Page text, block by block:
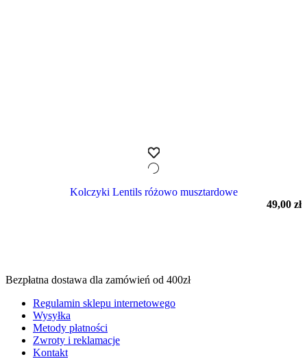
Kolczyki Lentils różowo musztardowe
49,00 zł
Bezpłatna dostawa dla zamówień od 400zł
Regulamin sklepu internetowego
Wysyłka
Metody płatności
Zwroty i reklamacje
Kontakt